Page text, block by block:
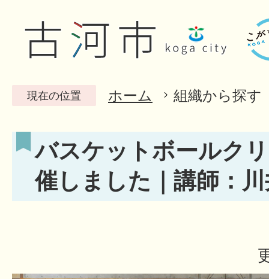
現在の位置 ホーム 組織から探す
バスケットボールク
催しました｜講師：